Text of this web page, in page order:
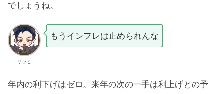
でしょうね。
リッヒ
もうインフレは止められんな
年内の利下げはゼロ。来年の次の一手は利上げとの予